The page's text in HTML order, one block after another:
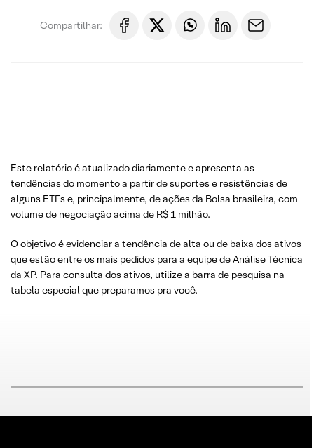
Compartilhar:
Este relatório é atualizado diariamente e apresenta as
tendências do momento a partir de suportes e resistências de
alguns ETFs e, principalmente, de ações da Bolsa brasileira, com
volume de negociação acima de R$ 1 milhão.
O objetivo é evidenciar a tendência de alta ou de baixa dos ativos
que estão entre os mais pedidos para a equipe de Análise Técnica
da XP. Para consulta dos ativos, utilize a barra de pesquisa na
tabela especial que preparamos pra você.